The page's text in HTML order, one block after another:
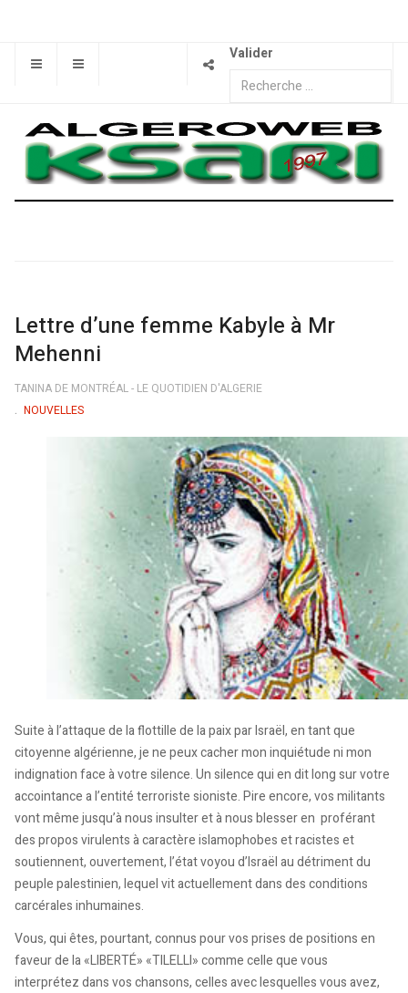
Valider
Lettre d’une femme Kabyle à Mr
Mehenni
TANINA DE MONTRÉAL - LE QUOTIDIEN D'ALGERIE
NOUVELLES
Suite à l’attaque de la flottille de la paix par Israël, en tant que
citoyenne algérienne, je ne peux cacher mon inquiétude ni mon
indignation face à votre silence. Un silence qui en dit long sur votre
accointance a l’entité terroriste sioniste. Pire encore, vos militants
vont même jusqu’à nous insulter et à nous blesser en proférant
des propos virulents à caractère islamophobes et racistes et
soutiennent, ouvertement, l’état voyou d’Israël au détriment du
peuple palestinien, lequel vit actuellement dans des conditions
carcérales inhumaines.
Vous, qui êtes, pourtant, connus pour vos prises de positions en
faveur de la «LIBERTÉ» «TILELLI» comme celle que vous
interprétez dans vos chansons, celles avec lesquelles vous avez,